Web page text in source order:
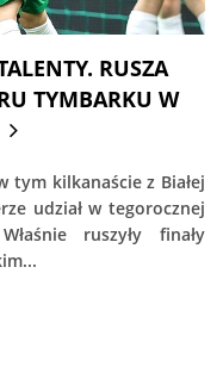
RUSZA
TYMBARKU W
tym kilkanaście z Białej
udział w tegorocznej
ruszyły finały